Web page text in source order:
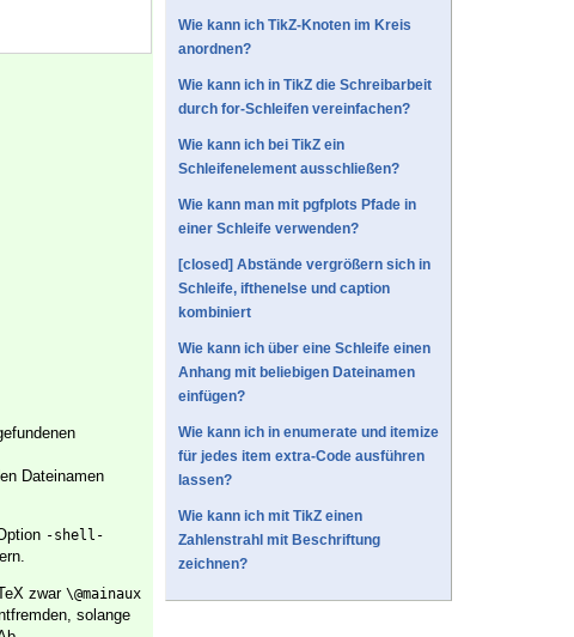
Dateinamen
-shell-
zwar \@mainaux
solange
Wie kann ich TikZ-Knoten im Kreis
anordnen?
Wie kann ich in TikZ die Schreibarbeit
durch for-Schleifen vereinfachen?
Wie kann ich bei TikZ ein
Schleifenelement ausschließen?
Wie kann man mit pgfplots Pfade in
einer Schleife verwenden?
[closed] Abstände vergrößern sich in
Schleife, ifthenelse und caption
kombiniert
Wie kann ich über eine Schleife einen
Anhang mit beliebigen Dateinamen
einfügen?
Wie kann ich in enumerate und itemize
für jedes item extra-Code ausführen
lassen?
Wie kann ich mit TikZ einen
Zahlenstrahl mit Beschriftung
zeichnen?